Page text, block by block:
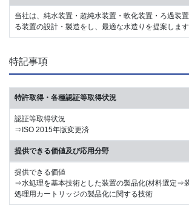
当社は、純水装置・超純水装置・軟化装置・ろ過装
る装置の設計・製造をし、最適な水造りを提案します
特記事項
特許取得・各種認証等取得状況
認証等取得状況
⇒ISO 2015年版変更済
提供できる価値及び応用分野
提供できる価値
⇒水処理を基本技術とした装置の製品化(材料選定⇒
処理用カートリッジの製品化に関する技術